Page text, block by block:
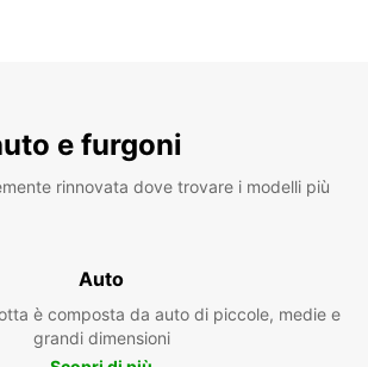
e furgoni
rinnovata dove trovare i modelli più
Auto
è composta da auto di piccole, medie e
grandi dimensioni